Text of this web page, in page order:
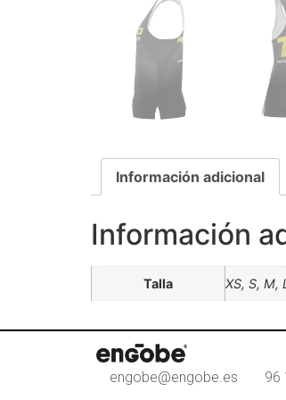
Información adicional
Información
Talla XS, S, M,
engobe@engobe.es 96